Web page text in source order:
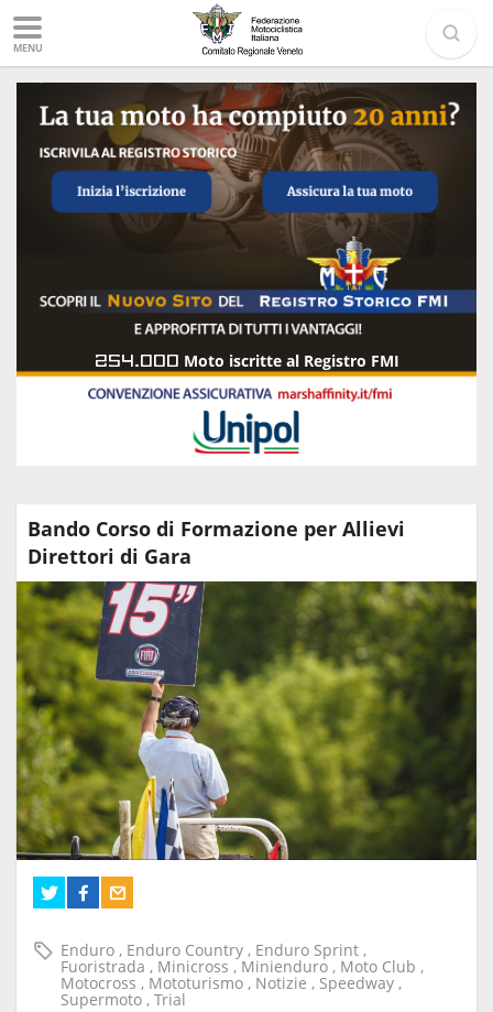
MENU
254.000 Moto iscritte al Registro FMI
Bando Corso di Formazione per Allievi
Direttori di Gara
Enduro , Enduro Country , Enduro Sprint ,
Fuoristrada , Minicross , Minienduro , Moto Club ,
Motocross , Mototurismo , Notizie , Speedway ,
Supermoto , Trial